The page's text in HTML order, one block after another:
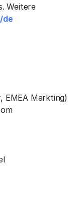
Weitere
de
EMEA Markting)